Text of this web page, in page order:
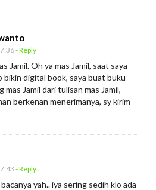
- Reply
Jamil. Oh ya mas Jamil, saat saya
digital book, saya buat buku
Jamil dari tulisan mas Jamil,
berkenan menerimanya, sy kirim
- Reply
yah.. iya sering sedih klo ada